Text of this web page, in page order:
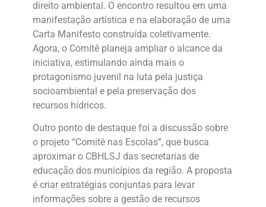
direito ambiental. O encontro resultou em uma
manifestação artística e na elaboração de uma
Carta Manifesto construída coletivamente.
Agora, o Comitê planeja ampliar o alcance da
iniciativa, estimulando ainda mais o
protagonismo juvenil na luta pela justiça
socioambiental e pela preservação dos
recursos hídricos.
Outro ponto de destaque foi a discussão sobre
o projeto “Comitê nas Escolas”, que busca
aproximar o CBHLSJ das secretarias de
educação dos municípios da região. A proposta
é criar estratégias conjuntas para levar
informações sobre a gestão de recursos